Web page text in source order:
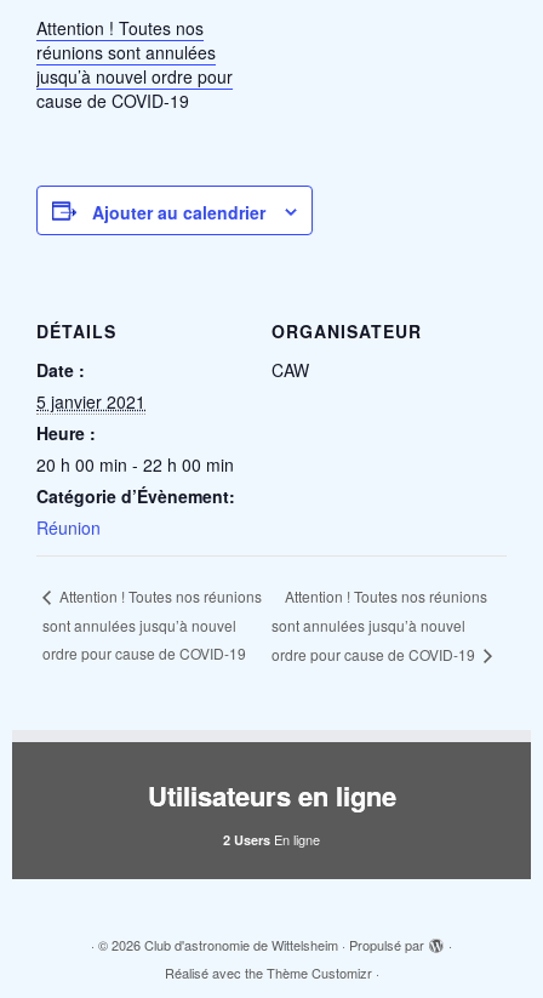
Attention ! Toutes nos
réunions sont annulées
jusqu’à nouvel ordre pour
cause de COVID-19
Ajouter au calendrier
DÉTAILS
Date :
5 janvier 2021
Heure :
20 h 00 min - 22 h 00 min
Catégorie d’Évènement:
Réunion
ORGANISATEUR
CAW
Attention ! Toutes nos réunions
sont annulées jusqu’à nouvel
ordre pour cause de COVID-19
Attention ! Toutes nos réunions
sont annulées jusqu’à nouvel
ordre pour cause de COVID-19
Utilisateurs en ligne
2 Users En ligne
· © 2026Club d'astronomie de Wittelsheim · Propulsé par
·
Réalisé avec theThème Customizr·